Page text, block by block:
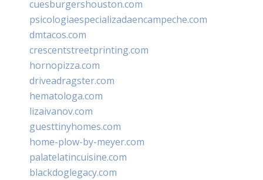
cuesburgershouston.com
psicologiaespecializadaencampeche.com
dmtacos.com
crescentstreetprinting.com
hornopizza.com
driveadragster.com
hematologa.com
lizaivanov.com
guesttinyhomes.com
home-plow-by-meyer.com
palatelatincuisine.com
blackdoglegacy.com